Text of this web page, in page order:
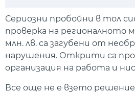
Сериозни пробойни в тол
проверка на регионалното
млн. лв. са загубени от
нарушения. Открити са
организация на работа и
Все още не е взето